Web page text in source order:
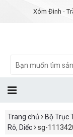
Xóm Đình -
Trang chủ
Bộ Trục
Rô, Diếc
sg-